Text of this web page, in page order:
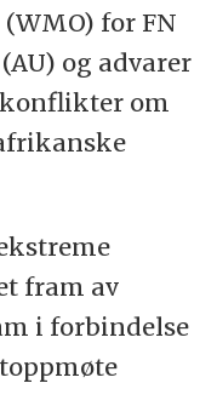
for FN
og advarer
om
fram av
i forbindelse